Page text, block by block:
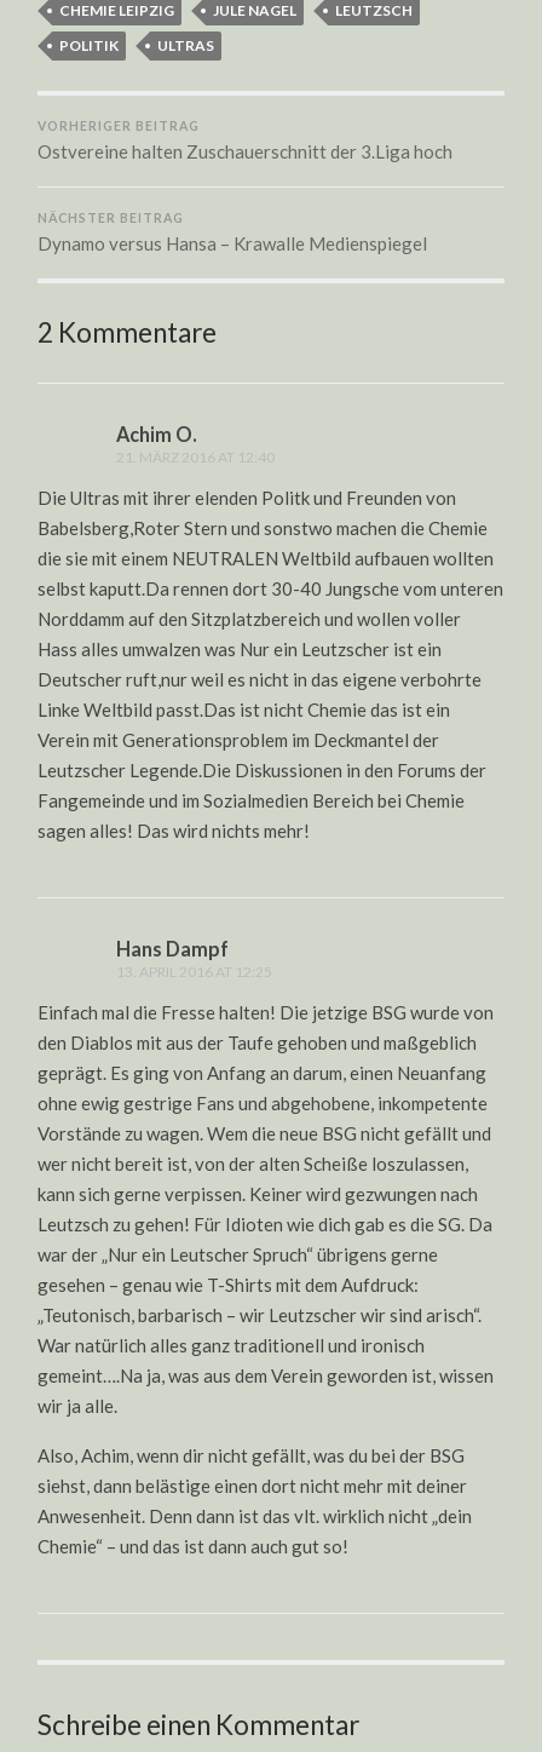
CHEMIE LEIPZIG
JULE NAGEL
LEUTZSCH
POLITIK
ULTRAS
VORHERIGER BEITRAG
Ostvereine halten Zuschauerschnitt der 3.Liga hoch
NÄCHSTER BEITRAG
Dynamo versus Hansa – Krawalle Medienspiegel
2 Kommentare
Achim O.
21. MÄRZ 2016 AT 12:40
Die Ultras mit ihrer elenden Politk und Freunden von
Babelsberg,Roter Stern und sonstwo machen die Chemie
die sie mit einem NEUTRALEN Weltbild aufbauen wollten
selbst kaputt.Da rennen dort 30-40 Jungsche vom unteren
Norddamm auf den Sitzplatzbereich und wollen voller
Hass alles umwalzen was Nur ein Leutzscher ist ein
Deutscher ruft,nur weil es nicht in das eigene verbohrte
Linke Weltbild passt.Das ist nicht Chemie das ist ein
Verein mit Generationsproblem im Deckmantel der
Leutzscher Legende.Die Diskussionen in den Forums der
Fangemeinde und im Sozialmedien Bereich bei Chemie
sagen alles! Das wird nichts mehr!
Hans Dampf
13. APRIL 2016 AT 12:25
Einfach mal die Fresse halten! Die jetzige BSG wurde von
den Diablos mit aus der Taufe gehoben und maßgeblich
geprägt. Es ging von Anfang an darum, einen Neuanfang
ohne ewig gestrige Fans und abgehobene, inkompetente
Vorstände zu wagen. Wem die neue BSG nicht gefällt und
wer nicht bereit ist, von der alten Scheiße loszulassen,
kann sich gerne verpissen. Keiner wird gezwungen nach
Leutzsch zu gehen! Für Idioten wie dich gab es die SG. Da
war der „Nur ein Leutscher Spruch“ übrigens gerne
gesehen – genau wie T-Shirts mit dem Aufdruck:
„Teutonisch, barbarisch – wir Leutzscher wir sind arisch“.
War natürlich alles ganz traditionell und ironisch
gemeint….Na ja, was aus dem Verein geworden ist, wissen
wir ja alle.
Also, Achim, wenn dir nicht gefällt, was du bei der BSG
siehst, dann belästige einen dort nicht mehr mit deiner
Anwesenheit. Denn dann ist das vlt. wirklich nicht „dein
Chemie“ – und das ist dann auch gut so!
Schreibe einen Kommentar